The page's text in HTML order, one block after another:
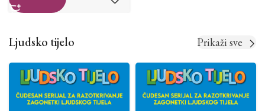
Ljudsko tijelo Prikaži sve